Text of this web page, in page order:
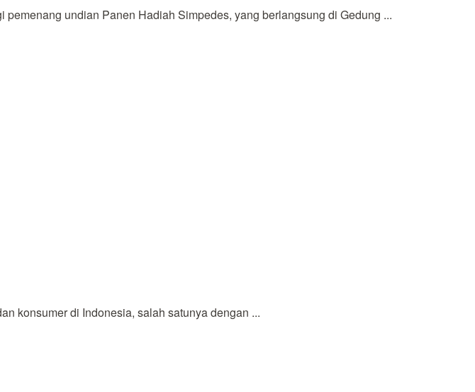
undian Panen Hadiah Simpedes, yang berlangsung di Gedung ...
konsumer di Indonesia, salah satunya dengan ...